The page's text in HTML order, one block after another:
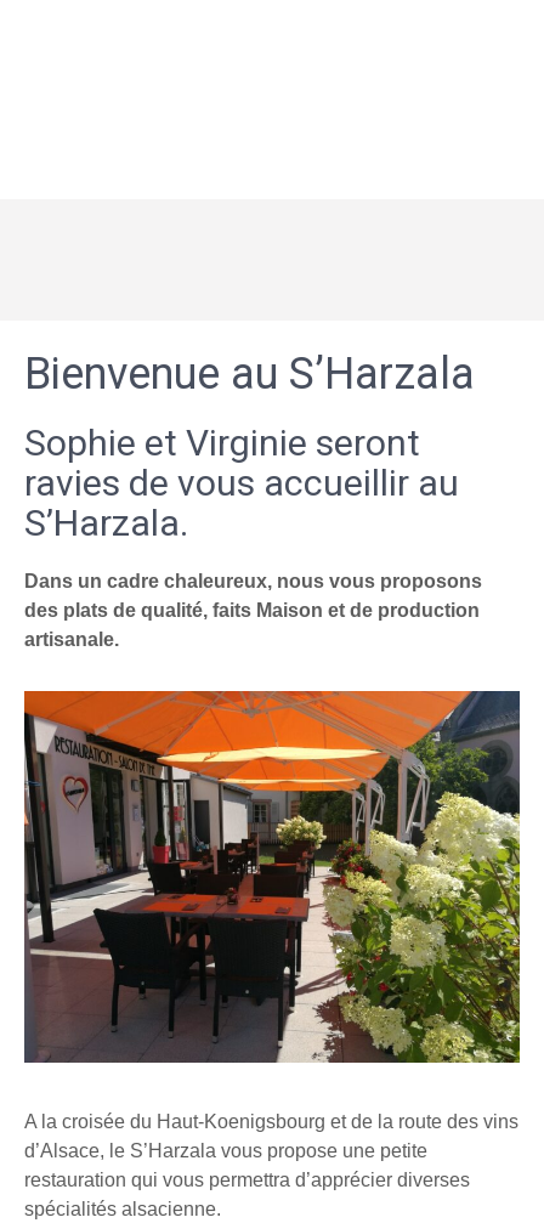
Bienvenue au S’Harzala
Sophie et Virginie seront
ravies de vous accueillir au
S’Harzala.
Dans un cadre chaleureux, nous vous proposons
des plats de qualité, faits Maison et de production
artisanale.
A la croisée du Haut-Koenigsbourg et de la route des vins
d’Alsace, le S’Harzala vous propose une petite
restauration qui vous permettra d’apprécier diverses
spécialités alsacienne.